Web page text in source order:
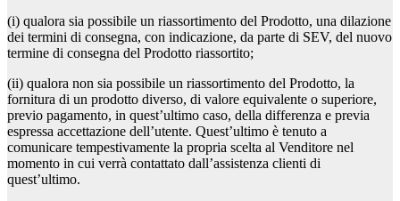
(i) qualora sia possibile un riassortimento del Prodotto, una dilazione
dei termini di consegna, con indicazione, da parte di SEV, del nuovo
termine di consegna del Prodotto riassortito;
(ii) qualora non sia possibile un riassortimento del Prodotto, la
fornitura di un prodotto diverso, di valore equivalente o superiore,
previo pagamento, in quest’ultimo caso, della differenza e previa
espressa accettazione dell’utente. Quest’ultimo è tenuto a
comunicare tempestivamente la propria scelta al Venditore nel
momento in cui verrà contattato dall’assistenza clienti di
quest’ultimo.